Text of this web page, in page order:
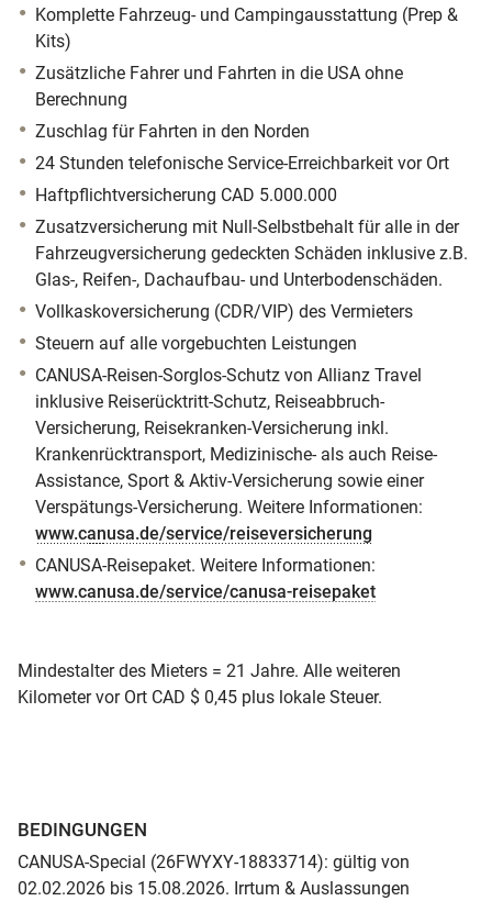
Komplette Fahrzeug- und Campingausstattung (Prep &
Kits)
Zusätzliche Fahrer und Fahrten in die USA ohne
Berechnung
Zuschlag für Fahrten in den Norden
24 Stunden telefonische Service-Erreichbarkeit vor Ort
Haftpflichtversicherung CAD 5.000.000
Zusatzversicherung mit Null-Selbstbehalt für alle in der
Fahrzeugversicherung gedeckten Schäden inklusive z.B.
Glas-, Reifen-, Dachaufbau- und Unterbodenschäden.
Vollkaskoversicherung (CDR/VIP) des Vermieters
Steuern auf alle vorgebuchten Leistungen
CANUSA-Reisen-Sorglos-Schutz von Allianz Travel
inklusive Reiserücktritt-Schutz, Reiseabbruch-
Versicherung, Reisekranken-Versicherung inkl.
Krankenrücktransport, Medizinische- als auch Reise-
Assistance, Sport & Aktiv-Versicherung sowie einer
Verspätungs-Versicherung. Weitere Informationen:
www.canusa.de/service/reiseversicherung
CANUSA-Reisepaket. Weitere Informationen:
www.canusa.de/service/canusa-reisepaket
Mindestalter des Mieters = 21 Jahre. Alle weiteren
Kilometer vor Ort CAD $ 0,45 plus lokale Steuer.
BEDINGUNGEN
CANUSA-Special (26FWYXY-18833714): gültig von
02.02.2026 bis 15.08.2026. Irrtum & Auslassungen